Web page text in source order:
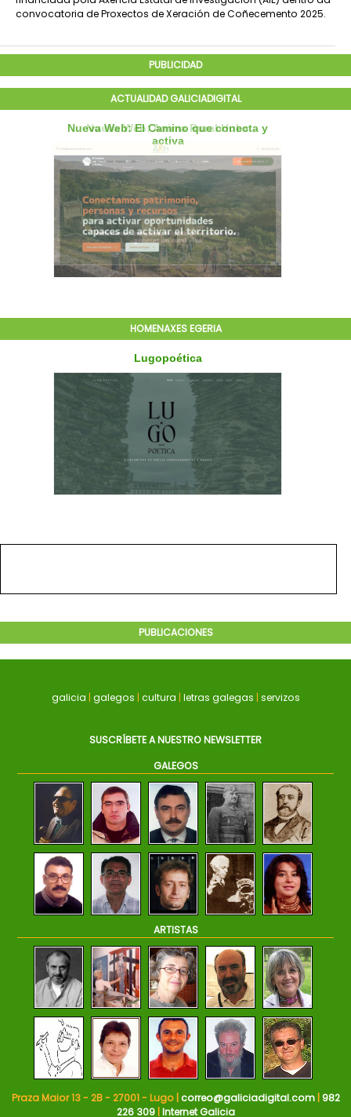
convocatoria de Proxectos de Xeración de Coñecemento 2025.
PUBLICIDAD
ACTUALIDAD GALICIADIGITAL
HOMENAXES EGERIA
PUBLICACIONES
galicia galegos cultura letras galegas servizos
SUSCRÍBETE A NUESTRO NEWSLETTER
GALEGOS
ARTISTAS
Praza Maior 13 - 2B - 27001 - Lugo | correo@galiciadigital.com| 982
226 309| Internet Galicia